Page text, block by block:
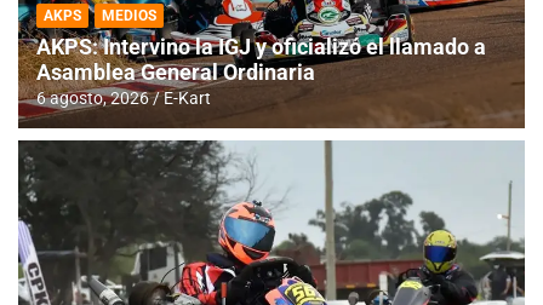
AKPS MEDIOS
AKPS: Intervino la IGJ y oficializó el llamado a
Asamblea General Ordinaria
6 agosto, 2026 E-Kart